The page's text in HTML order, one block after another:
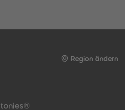
Region ändern
Meta-Navigation Footer
tonies®